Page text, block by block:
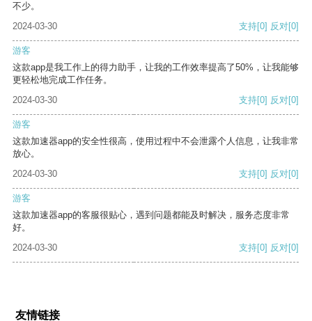
不少。
2024-03-30
支持[0] 反对[0]
游客
这款app是我工作上的得力助手，让我的工作效率提高了50%，让我能够
更轻松地完成工作任务。
2024-03-30
支持[0] 反对[0]
游客
这款加速器app的安全性很高，使用过程中不会泄露个人信息，让我非常
放心。
2024-03-30
支持[0] 反对[0]
游客
这款加速器app的客服很贴心，遇到问题都能及时解决，服务态度非常
好。
2024-03-30
支持[0] 反对[0]
友情链接